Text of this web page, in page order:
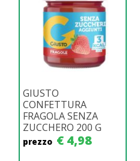
GIUSTO
CONFETTURA
FRAGOLA SENZA
ZUCCHERO 200 G
prezzo € 4,98